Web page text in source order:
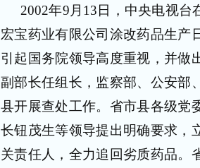
2002年9 月 13 日，中央电视台
宏宝药业有限公司涂改药品生产
引起国务院领导高度重视，并做
副部长任组长，监察部、公安部
县开展查处工作。省市县各级党
长钮茂生等领导提出明确要求，
关责任人，全力追回劣质药品。